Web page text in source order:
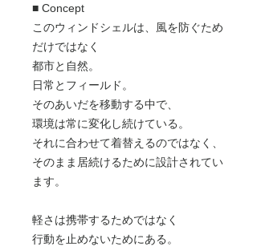
■ Concept
このウィンドシェルは、風を防ぐため
だけではなく
都市と自然。
日常とフィールド。
そのあいだを移動する中で、
環境は常に変化し続けている。
それに合わせて着替えるのではなく、
そのまま居続けるために設計されてい
ます。
軽さは携帯するためではなく
行動を止めないためにある。